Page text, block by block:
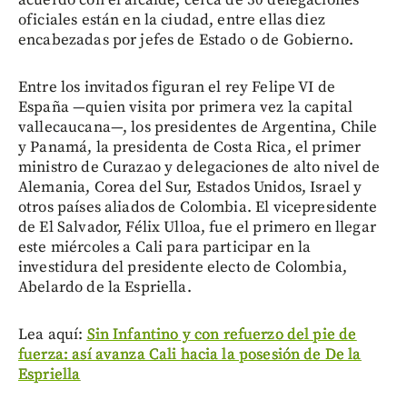
oficiales están en la ciudad, entre ellas diez
encabezadas por jefes de Estado o de Gobierno.
Entre los invitados figuran el rey Felipe VI de
España —quien visita por primera vez la capital
vallecaucana—, los presidentes de Argentina, Chile
y Panamá, la presidenta de Costa Rica, el primer
ministro de Curazao y delegaciones de alto nivel de
Alemania, Corea del Sur, Estados Unidos, Israel y
otros países aliados de Colombia. El vicepresidente
de El Salvador, Félix Ulloa, fue el primero en llegar
este miércoles a Cali para participar en la
investidura del presidente electo de Colombia,
Abelardo de la Espriella.
Lea aquí: Sin Infantino y con refuerzo del pie de
fuerza: así avanza Cali hacia la posesión de De la
Espriella